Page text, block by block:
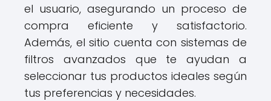
el usuario, asegurando un proceso de
compra eficiente y satisfactorio.
Además, el sitio cuenta con sistemas de
filtros avanzados que te ayudan a
seleccionar tus productos ideales según
tus preferencias y necesidades.